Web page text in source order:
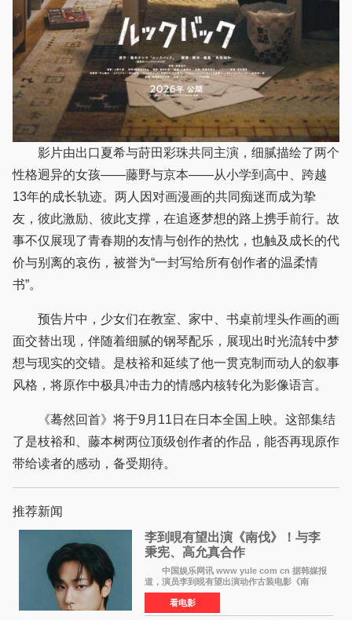
影片由出口夏希与莳田彩珠共同主演，细腻描绘了两个
性格迥异的女孩——藤野与京本——从小学到高中、跨越
13年的成长轨迹。两人因对画漫画的共同痴迷而成为挚
友，彼此激励、彼此支撑，在追逐梦想的路上携手前行。故
事不仅展现了青春期的友情与创作的热忱，也触及成长的代
价与别离的哀伤，被誉为“一封写给所有创作者的温柔情
书”。
预告片中，少女们在教室、家中、书桌前埋头作画的画
面交替出现，伴随着细腻的钢琴配乐，展现出时光流转中梦
想与现实的交错。是枝裕和延续了他一贯克制而动人的叙事
风格，将原作中极具冲击力的情感内核转化为影像语言。
《蓦然回首》将于9月11日在日本全国上映。这部集结
了是枝裕和、藤本树两位顶级创作者的作品，能否再现原作
带给读者的感动，备受期待。
推荐新闻
李到晛有望出演《南伐》！与李
秉宪、高允真合作
中国娱乐网讯 www yule com cn 据韩媒报
道，演员李到晛有望出演动作古装电影《南
伐》，与李秉宪、高允真合作，引发关注。
该片为动作古装片，讲述朝鲜初期，为了解救被
倭寇绑走的俘虏，9
看电影